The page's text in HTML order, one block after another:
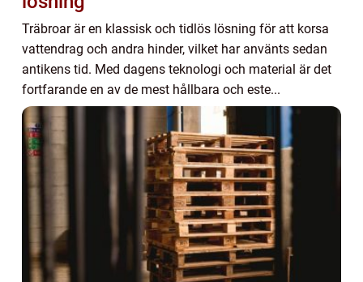
Träbroar är en klassisk och tidlös lösning för att korsa
vattendrag och andra hinder, vilket har använts sedan
antikens tid. Med dagens teknologi och material är det
fortfarande en av de mest hållbara och este...